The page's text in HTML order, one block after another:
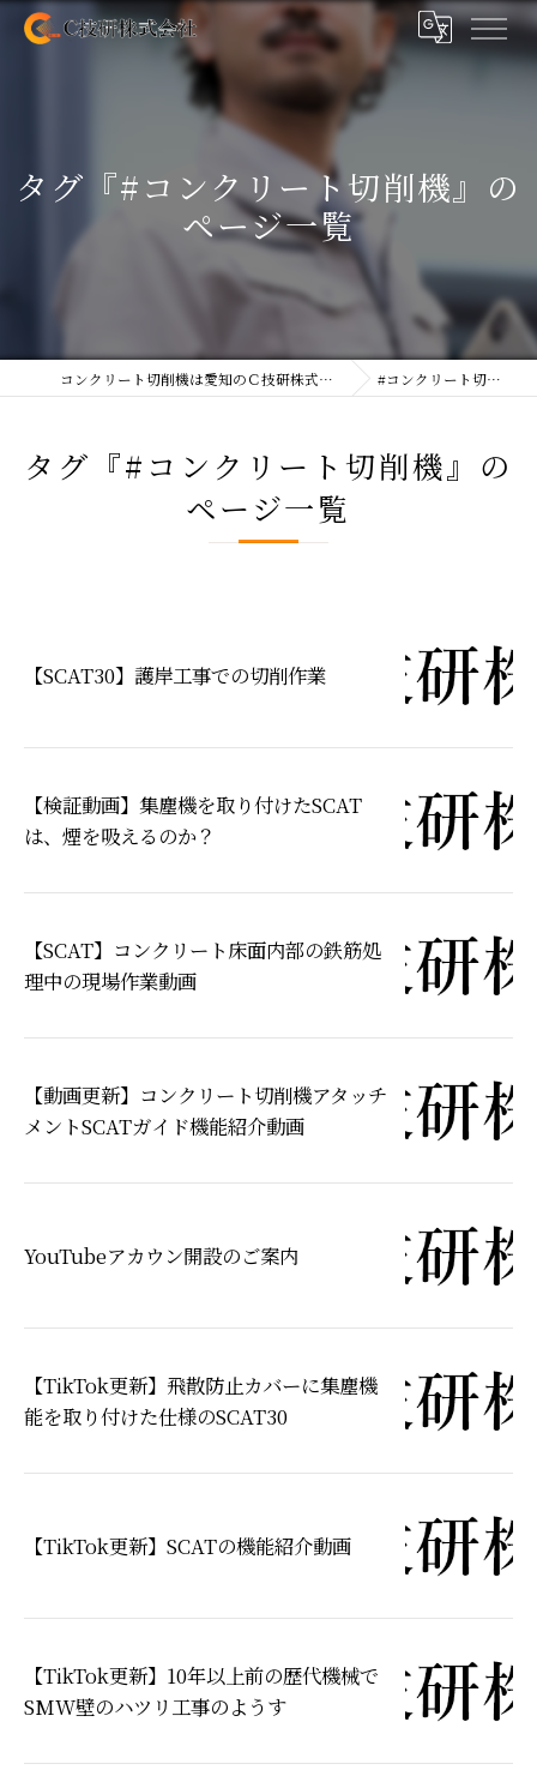
タグ『#コンクリート切削機』の
ページ一覧
コンクリート切削機は愛知のＣ技研株式会社 #コンクリート切削機
タグ『#コンクリート切削機』の
ページ一覧
【SCAT30】護岸工事での切削作業
【検証動画】集塵機を取り付けたSCAT
は、煙を吸えるのか？
【SCAT】コンクリート床面内部の鉄筋処
理中の現場作業動画
【動画更新】コンクリート切削機アタッチ
メントSCATガイド機能紹介動画
YouTubeアカウン開設のご案内
【TikTok更新】飛散防止カバーに集塵機
能を取り付けた仕様のSCAT30
【TikTok更新】SCATの機能紹介動画
【TikTok更新】10年以上前の歴代機械で
SMW壁のハツリ工事のようす